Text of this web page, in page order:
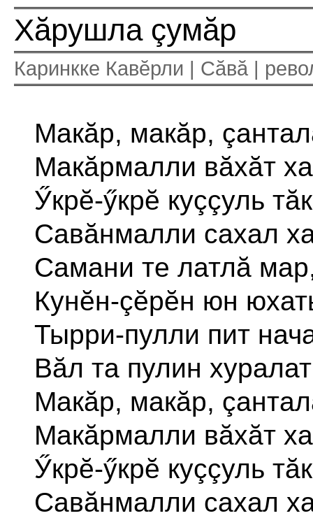
Хăрушла çумăр
Каринкке Кавĕрли | Сăвă |
Макăр, макăр,
Макăрмалли вăхăт
Ӳкрĕ-ӳкрĕ куççуль
Савăнмалли сахал
Самани те латлă
Кунĕн-çĕрĕн юн
Тырри-пулли пит
Вăл та пулин
Макăр, макăр,
Макăрмалли вăхăт
Ӳкрĕ-ӳкрĕ куççуль
Савăнмалли сахал